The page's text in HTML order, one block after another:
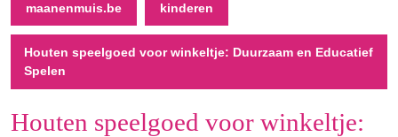
maanenmuis.be kinderen
Houten speelgoed voor winkeltje: Duurzaam en Educatief
Spelen
Houten speelgoed voor winkeltje: